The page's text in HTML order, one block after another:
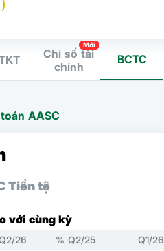
Chỉ số tài
chính
Mới
BCTC
AASC
Tiền tệ
với cùng kỳ
26 % Q2/25 Q1/26